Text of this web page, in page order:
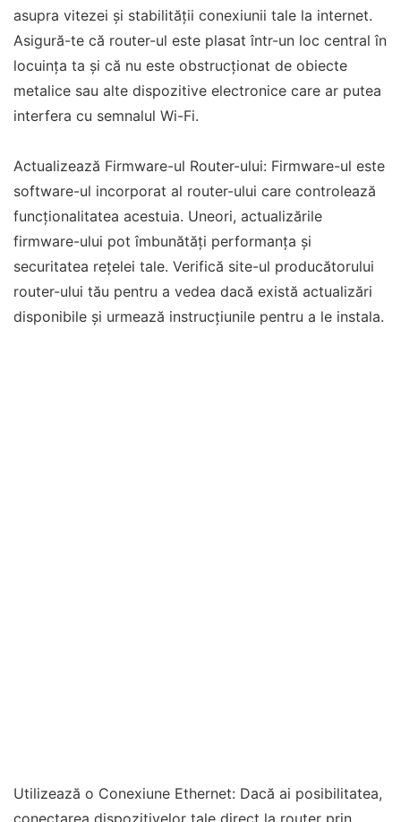
asupra vitezei și stabilității conexiunii tale la internet.
Asigură-te că router-ul este plasat într-un loc central în
locuința ta și că nu este obstrucționat de obiecte
metalice sau alte dispozitive electronice care ar putea
interfera cu semnalul Wi-Fi.
Actualizează Firmware-ul Router-ului: Firmware-ul este
software-ul incorporat al router-ului care controlează
funcționalitatea acestuia. Uneori, actualizările
firmware-ului pot îmbunătăți performanța și
securitatea rețelei tale. Verifică site-ul producătorului
router-ului tău pentru a vedea dacă există actualizări
disponibile și urmează instrucțiunile pentru a le instala.
Utilizează o Conexiune Ethernet: Dacă ai posibilitatea,
conectarea dispozitivelor tale direct la router prin